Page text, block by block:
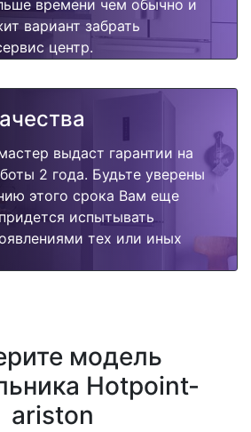
времени чем обычно и
вариант забрать
центр.
выдаст гарантии на
2 года. Будьте уверены
этого срока Вам еще
испытывать
тех или иных
модель
Hotpoint-
ariston